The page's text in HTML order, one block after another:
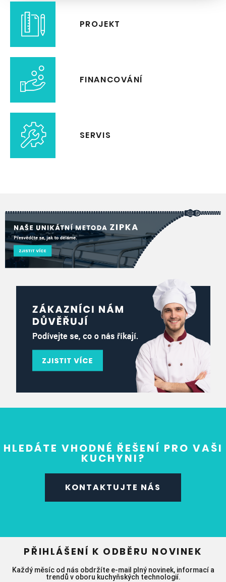
PROJEKT
FINANCOVÁNÍ
SERVIS
HLEDÁTE VHODNÉ ŘEŠENÍ PRO VAŠI
KUCHYNI?
KONTAKTUJTE NÁS
PŘIHLÁŠENÍ K ODBĚRU NOVINEK
Každý měsíc od nás obdržíte e-mail plný novinek, informací a
trendů v oboru kuchyňských technologií.